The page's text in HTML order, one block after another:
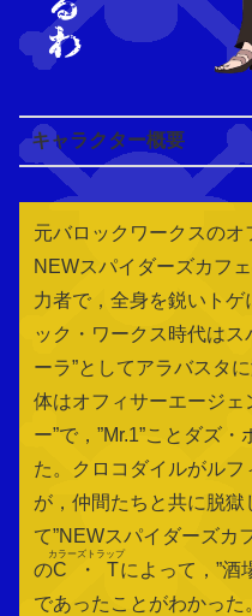
キャラクター概要
元バロックワークスのオ
NEWスパイダーズカフ
力者で，全身を鋭いトゲ
ック・ワークス時代はス
ーラ”としてアラバスタ
体はオフィサーエージェ
ー”で，”Mr.1”ことダズ
た。クロコダイルがル
が，仲間たちと共に脱獄
て”NEWスパイダーズカ
のC・T
カラーズトラップ
によって，”酒
であったことがわかった